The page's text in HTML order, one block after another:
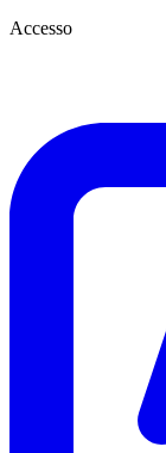
Accesso